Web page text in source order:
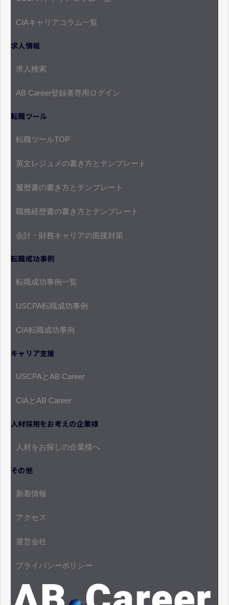
CIAキャリアコラム一覧
求人情報
求人検索
AB Career登録者専用ログイン
転職ツール
転職ツールTOP
英文レジュメの書き方とテンプレート
履歴書の書き方とテンプレート
職務経歴書の書き方とテンプレート
会計・財務キャリアの面接対策
転職成功事例
転職成功事例一覧
USCPA転職成功事例
CIA転職成功事例
キャリア支援
USCPAとAB Career
CIAとAB Career
人材採用をお考えの企業様
人材をお探しの企業様へ
その他
新着情報
アクセス
運営会社
プライバシーポリシー